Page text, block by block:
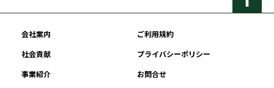
会社案内
ご利用規約
社会貢献
プライバシーポリシー
事業紹介
お問合せ